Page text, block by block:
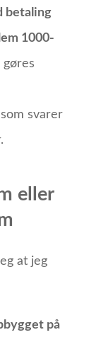
betaling
1000-
svarer
eller
at jeg
på